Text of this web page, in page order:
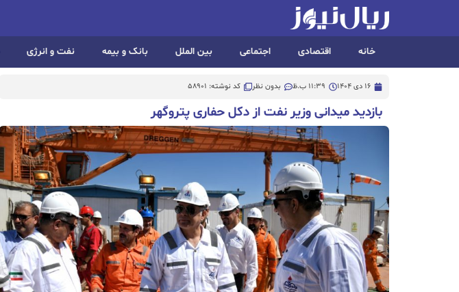
خانه اقتصادی اجتماعی بین الملل بانک و بیمه نفت و انرژی
16 دی 1404 11:39 ب.ظ بدون نظر کد نوشته: 58901
بازدید میدانی وزیر نفت از دکل حفاری پتروگهر